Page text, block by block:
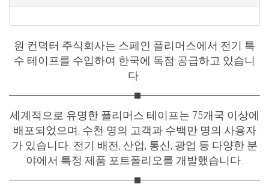
원 컨덕터 주식회사는 스페인 플리머스에서 전기 특
수 테이프를 수입하여 한국에 독점 공급하고 있습니
다.
세계적으로 유명한 플리머스 테이프는 75개국 이상에
배포되었으며, 수천 명의 고객과 수백만 명의 사용자
가 있습니다. 전기 배전, 산업, 통신, 광업 등 다양한 분
야에서 특정 제품 포트폴리오를 개발했습니다.